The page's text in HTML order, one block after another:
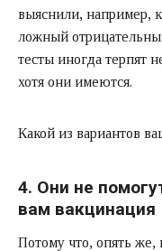
выяснили, например,
ложный
тесты иногда терпят
хотя они имеются.
Какой из вариантов
4. Они не
вам вакцинация
Потому что, опять же,